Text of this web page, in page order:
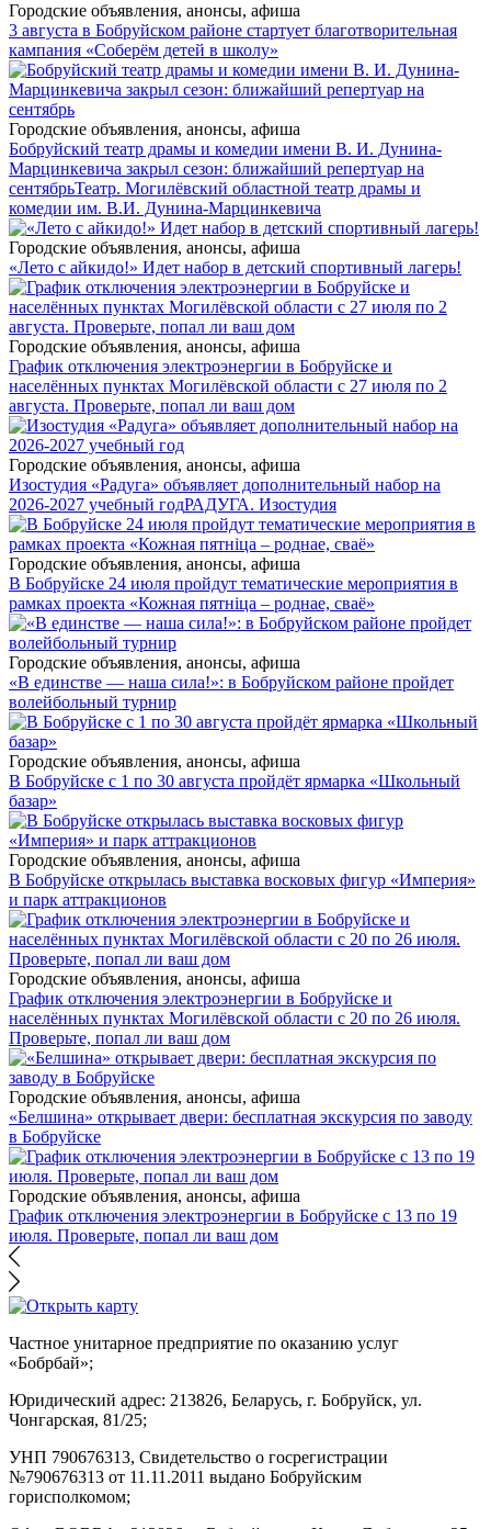
Городские объявления, анонсы, афиша
3 августа в Бобруйском районе стартует благотворительная
кампания «Соберём детей в школу»
Городские объявления, анонсы, афиша
Бобруйский театр драмы и комедии имени В. И. Дунина-
Марцинкевича закрыл сезон: ближайший репертуар на
сентябрьТеатр. Могилёвский областной театр драмы и
комедии им. В.И. Дунина-Марцинкевича
Городские объявления, анонсы, афиша
«Лето с айкидо!» Идет набор в детский спортивный лагерь!
Городские объявления, анонсы, афиша
График отключения электроэнергии в Бобруйске и
населённых пунктах Могилёвской области с 27 июля по 2
августа. Проверьте, попал ли ваш дом
Городские объявления, анонсы, афиша
Изостудия «Радуга» объявляет дополнительный набор на
2026-2027 учебный годРАДУГА. Изостудия
Городские объявления, анонсы, афиша
В Бобруйске 24 июля пройдут тематические мероприятия в
рамках проекта «Кожная пятніца – роднае, сваё»
Городские объявления, анонсы, афиша
«В единстве — наша сила!»: в Бобруйском районе пройдет
волейбольный турнир
Городские объявления, анонсы, афиша
В Бобруйске с 1 по 30 августа пройдёт ярмарка «Школьный
базар»
Городские объявления, анонсы, афиша
В Бобруйске открылась выставка восковых фигур «Империя»
и парк аттракционов
Городские объявления, анонсы, афиша
График отключения электроэнергии в Бобруйске и
населённых пунктах Могилёвской области с 20 по 26 июля.
Проверьте, попал ли ваш дом
Городские объявления, анонсы, афиша
«Белшина» открывает двери: бесплатная экскурсия по заводу
в Бобруйске
Городские объявления, анонсы, афиша
График отключения электроэнергии в Бобруйске с 13 по 19
июля. Проверьте, попал ли ваш дом
Частное унитарное предприятие по оказанию услуг
«Бобрбай»;
Юридический адрес: 213826, Беларусь, г. Бобруйск, ул.
Чонгарская, 81/25;
УНП 790676313, Свидетельство о госрегистрации
№790676313 от 11.11.2011 выдано Бобруйским
горисполкомом;